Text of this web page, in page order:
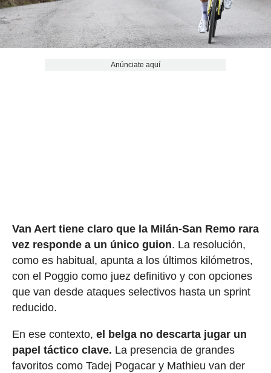
Anúnciate aquí
Van Aert tiene claro que la Milán-San Remo rara
vez responde a un único guion. La resolución,
como es habitual, apunta a los últimos kilómetros,
con el Poggio como juez definitivo y con opciones
que van desde ataques selectivos hasta un sprint
reducido.
En ese contexto, el belga no descarta jugar un
papel táctico clave. La presencia de grandes
favoritos como Tadej Pogacar y Mathieu van der